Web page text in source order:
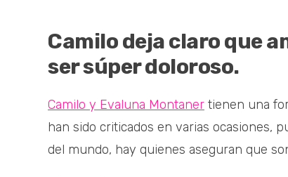
Camilo deja claro que
ser súper doloroso.
Camilo y Evaluna Montaner tienen una
han sido criticados en varias ocasiones,
del mundo, hay quienes aseguran que